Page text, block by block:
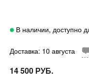
В наличии, доступно
Доставка: 10 августа
14 500 РУБ.